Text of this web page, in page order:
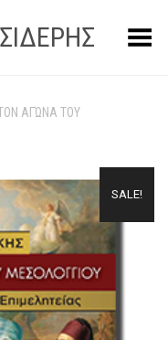
Toggle Menu
ΑΓΏΝΑ ΤΟΥ
SALE!